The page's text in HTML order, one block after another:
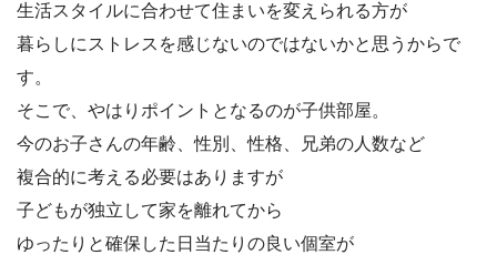
生活スタイルに合わせて住まいを変えられる方が
暮らしにストレスを感じないのではないかと思うからで
す。
そこで、やはりポイントとなるのが子供部屋。
今のお子さんの年齢、性別、性格、兄弟の人数など
複合的に考える必要はありますが
子どもが独立して家を離れてから
ゆったりと確保した日当たりの良い個室が